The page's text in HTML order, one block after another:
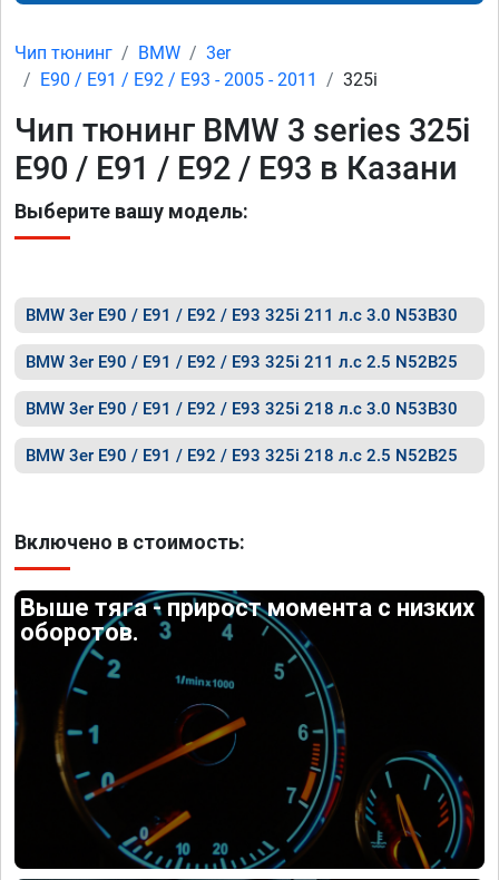
Чип тюнинг BMW
3er
E90 / E91 / E92 / E93 - 2005 - 2011
325i
Чип тюнинг BMW 3 series 325i
E90 / E91 / E92 / E93 в Казани
Выберите вашу модель:
BMW 3er E90 / E91 / E92 / E93 325i 211 л.с 3.0 N53B30
BMW 3er E90 / E91 / E92 / E93 325i 211 л.с 2.5 N52B25
BMW 3er E90 / E91 / E92 / E93 325i 218 л.с 3.0 N53B30
BMW 3er E90 / E91 / E92 / E93 325i 218 л.с 2.5 N52B25
Включено в стоимость:
Выше тяга - прирост момента с низких
оборотов.